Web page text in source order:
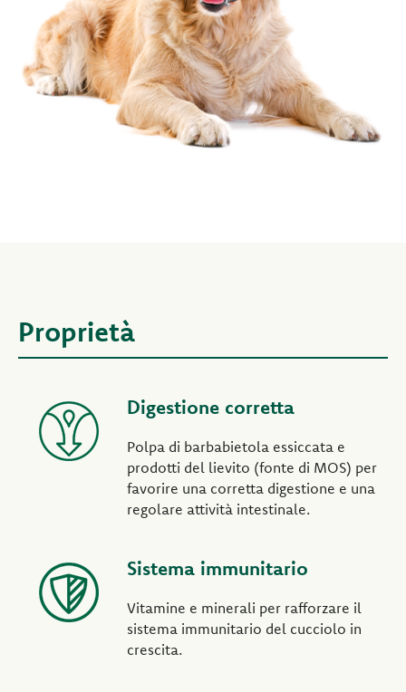
Proprietà
Digestione corretta
Polpa di barbabietola essiccata e
prodotti del lievito (fonte di MOS) per
favorire una corretta digestione e una
regolare attività intestinale.
Sistema immunitario
Vitamine e minerali per rafforzare il
sistema immunitario del cucciolo in
crescita.